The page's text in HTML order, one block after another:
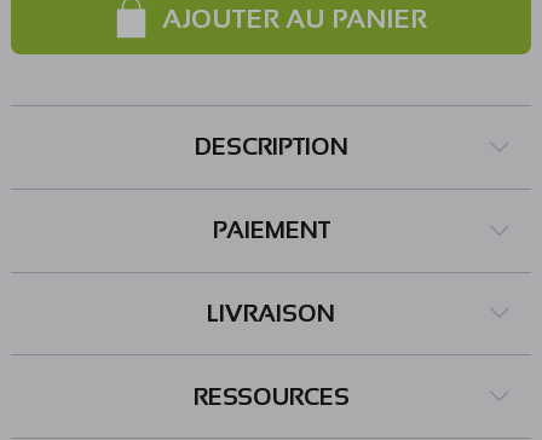
AJOUTER AU PANIER
DESCRIPTION
PAIEMENT
LIVRAISON
RESSOURCES